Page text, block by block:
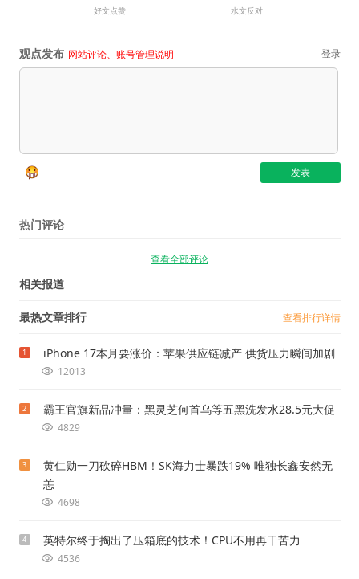
好文点赞 水文反对
观点发布 网站评论、账号管理说明 登录
热门评论
查看全部评论
相关报道
最热文章排行 查看排行详情
1 iPhone 17本月要涨价：苹果供应链减产 供货压力瞬间加剧
12013
2 霸王官旗新品冲量：黑灵芝何首乌等五黑洗发水28.5元大促
4829
3
黄仁勋一刀砍碎HBM！SK海力士暴跌19% 唯独长鑫安然无
恙
4698
4 英特尔终于掏出了压箱底的技术！CPU不用再干苦力
4536